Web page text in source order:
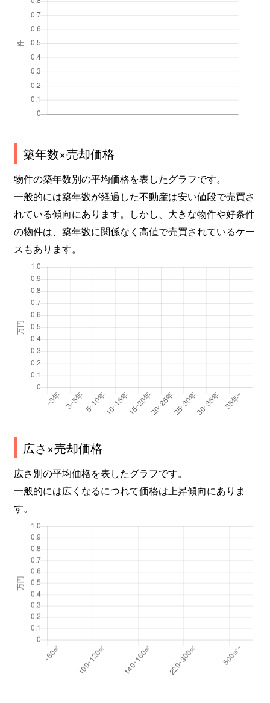
築年数×売却価格
物件の築年数別の平均価格を表したグラフです。
一般的には築年数が経過した不動産は安い値段で売買さ
れている傾向にあります。しかし、大きな物件や好条件
の物件は、築年数に関係なく高値で売買されているケー
スもあります。
広さ×売却価格
広さ別の平均価格を表したグラフです。
一般的には広くなるにつれて価格は上昇傾向にありま
す。